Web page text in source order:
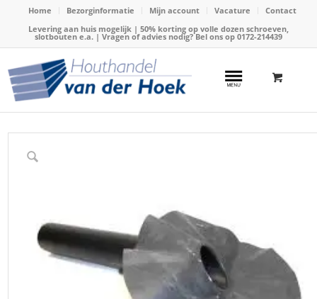
Home Bezorginformatie Mijn account Vacature
Contact
Levering aan huis mogelijk | 50% korting op volle dozen schroeven,
slotbouten e.a. | Vragen of advies nodig? Bel ons op 0172-214439
Home / Webshop / Dakbedekking / EPDM accesoires
EPDM dakdoorvoer Ø 75mm, graden